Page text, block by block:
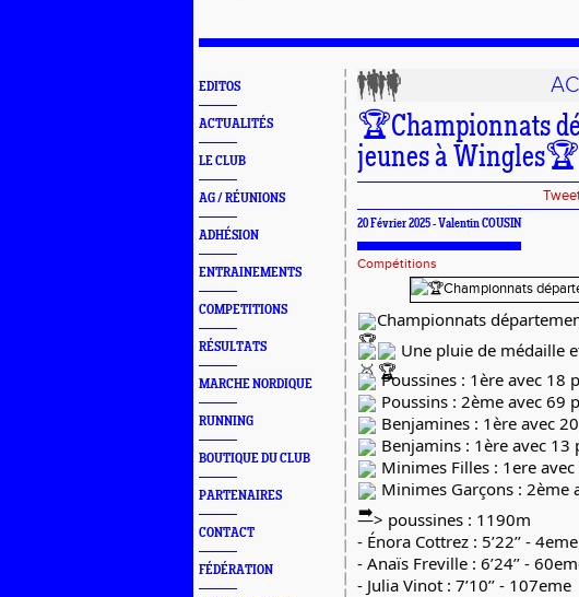
EDITOS
ACTUALITÉS
LE CLUB
AG / RÉUNIONS
ADHÉSION
ENTRAINEMENTS
COMPETITIONS
RÉSULTATS
MARCHE NORDIQUE
RUNNING
BOUTIQUE DU CLUB
PARTENAIRES
CONTACT
FÉDÉRATION
🏆Championnats
jeunes à Wingles🏆
20 Février 2025 - Valentin COUSIN
Compétitions
Championnats
Une pluie de médaille
Poussines : 1ère avec
Poussins : 2ème avec 69
Benjamines : 1ère avec
Benjamins : 1ère avec
Minimes Filles : 1ere
Minimes Garçons : 2ème
—> poussines : 1190m
- Énora Cottrez : 5’22’’ -
- Anaïs Freville : 6’24’’ -
- Julia Vinot : 7’10’’ - 107eme